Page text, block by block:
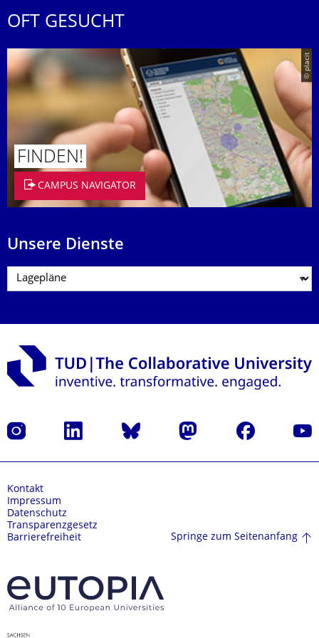
OFT GESUCHT
© placit
FINDEN!
CAMPUS NAVIGATOR
Unsere Dienste
Instagram LinkedIn Bluesky Mastodon Facebook
Kontakt
Impressum
Datenschutz
Transparenzgesetz
Barrierefreiheit
Springe zum Seitenanfang